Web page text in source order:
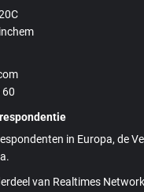
60
in Europa, de
van Realtimes